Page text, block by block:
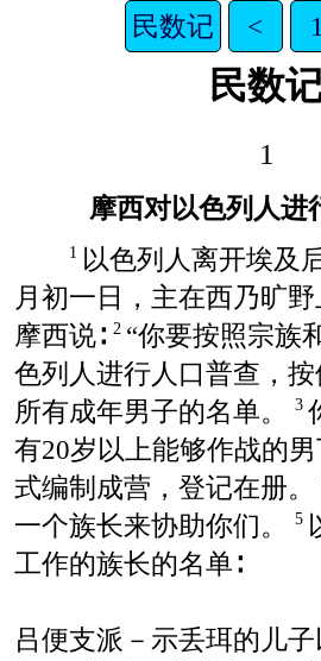
民数记 < 1
民数
1
摩西对以色列人进
1 以色列人离开埃及
月初一日，主在西乃旷
摩西说∶ 2 “你要按照宗族
色列人进行人口普查，
所有成年男子的名单。
3
有20岁以上能够作战的
式编制成营，登记在册。
一个族长来协助你们。
5
工作的族长的名单∶
吕便支派－示丢珥的儿子